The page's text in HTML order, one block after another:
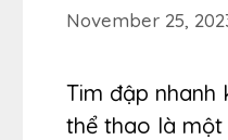
November 25,
Tim đập nhanh
thể thao là một